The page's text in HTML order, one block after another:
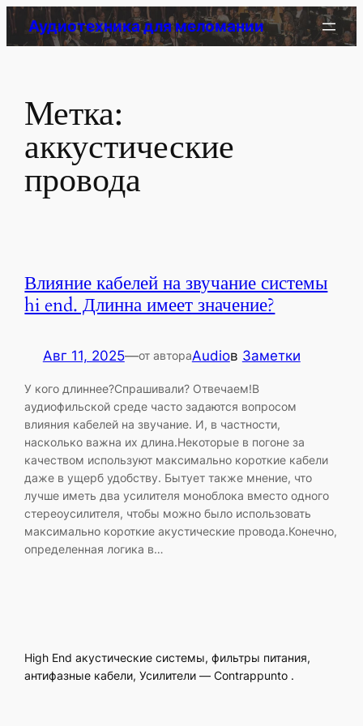
Перейти
Аудиотехника для меломании
Метка:
аккустические
провода
Влияние кабелей на звучание системы
hi end. Длинна имеет значение?
Авг 11, 2025—от автораAudioв Заметки
У кого длиннее?Спрашивали? Отвечаем!В
аудиофильской среде часто задаются вопросом
влияния кабелей на звучание. И, в частности,
насколько важна их длина.Некоторые в погоне за
качеством используют максимально короткие кабели
даже в ущерб удобству. Бытует также мнение, что
лучше иметь два усилителя моноблока вместо одного
стереоусилителя, чтобы можно было использовать
максимально короткие акустические провода.Конечно,
определенная логика в…
High End акустические системы, фильтры питания,
антифазные кабели, Усилители — Contrappunto .